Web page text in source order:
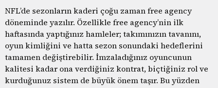
NFL’de sezonların kaderi çoğu zaman free agency
döneminde yazılır. Özellikle free agency’nin ilk
haftasında yaptığınız hamleler; takımınızın tavanını,
oyun kimliğini ve hatta sezon sonundaki hedeflerini
tamamen değiştirebilir. İmzaladığınız oyuncunun
kalitesi kadar ona verdiğiniz kontrat, biçtiğiniz rol ve
kurduğunuz sistem de büyük önem taşır. Bu yüzden